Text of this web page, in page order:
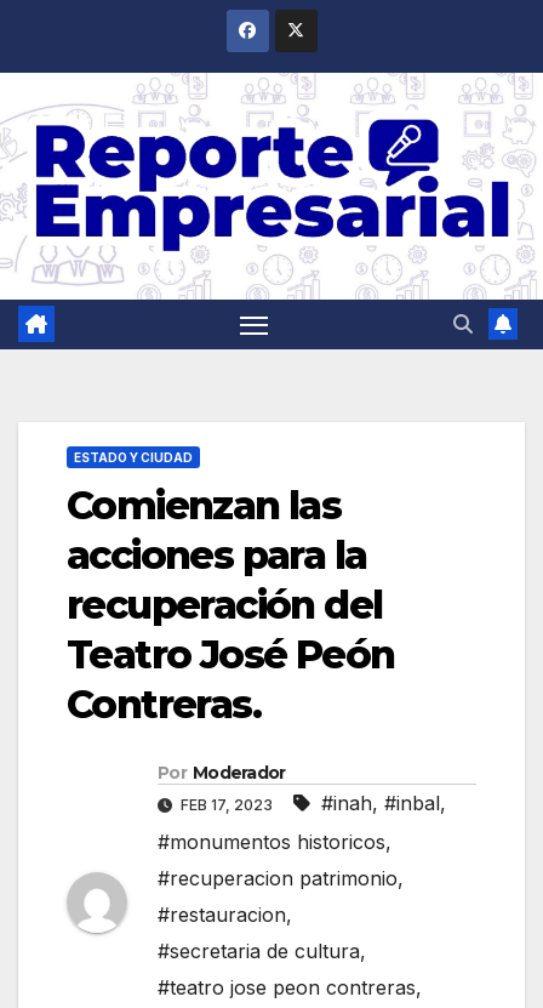
ESTADO Y CIUDAD
Comienzan las
acciones para la
recuperación del
Teatro José Peón
Contreras.
Por Moderador
FEB 17, 2023 #inah, #inbal,
#monumentos historicos,
#recuperacion patrimonio,
#restauracion,
#secretaria de cultura,
#teatro jose peon contreras,